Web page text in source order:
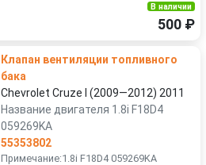
В наличии
500 ₽
Клапан вентиляции топливного
бака
Chevrolet Cruze I (2009—2012) 2011
Название двигателя 1.8i F18D4
059269KA
55353802
Примечание:1.8i F18D4 059269KA